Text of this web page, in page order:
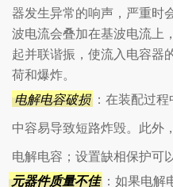
器发生异常的响声，严重时
波电流会叠加在基波电流上
起并联谐振，使流入电容器
荷和爆炸。
电解电容破损 ：在装配过
中容易导致短路炸毁。此外
电解电容；设置缺相保护可
元器件质量不佳 ：如果电